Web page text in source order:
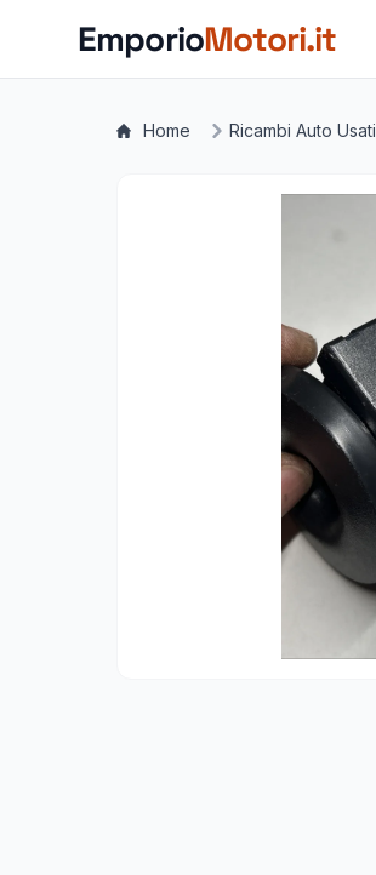
EmporioMotori.it
Home Ricambi Auto Usati